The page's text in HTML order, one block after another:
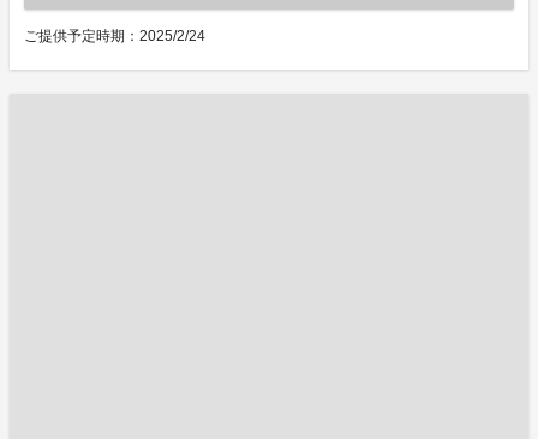
ご提供予定時期：2025/2/24